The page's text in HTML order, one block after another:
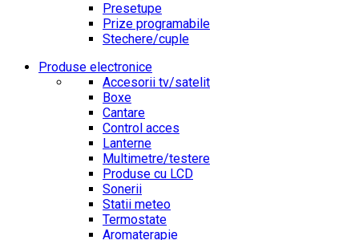
Presetupe
Prize programabile
Stechere/cuple
Produse electronice
Accesorii tv/satelit
Boxe
Cantare
Control acces
Lanterne
Multimetre/testere
Produse cu LCD
Sonerii
Statii meteo
Termostate
Aromaterapie